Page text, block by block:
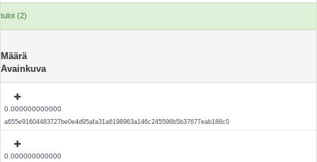
tulot (2)
Määrä
Avainkuva
0.000000000000
a655e91604483727be0e4d95afa31a6198963a146c245596b5b37677eab188c0
0.000000000000